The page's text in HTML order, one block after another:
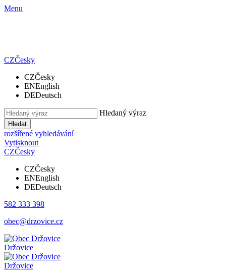
Menu
CZČesky
CZČesky
ENEnglish
DEDeutsch
Hledaný výraz
Hledat
rozšířené vyhledávání
Vytisknout
CZČesky
CZČesky
ENEnglish
DEDeutsch
582 333 398
obec@drzovice.cz
Držovice
Držovice